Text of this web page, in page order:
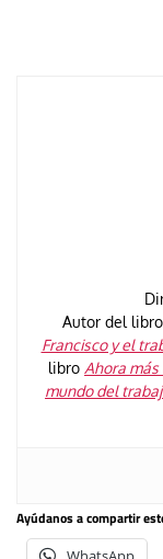
Autor del libro
Francisco y el
libro Ahora
mundo del
Ayúdanos a compartir